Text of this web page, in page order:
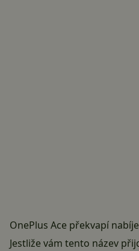
OnePlus Ace překvapí
Jestliže vám tento název